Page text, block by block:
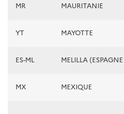
MR MAURITANIE
YT MAYOTTE
ES-ML MELILLA
MX MEXIQUE